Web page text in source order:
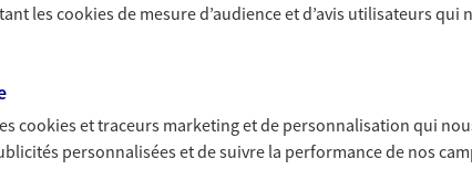
les solutions pour
pleinement de cette
Gérez et optimisez
lescookiesde mesure d’audience et d’avis utilisateurs
cookies et traceurs marketing et de personnalisation qui
personnalisées et de suivre la performance de nos